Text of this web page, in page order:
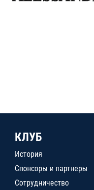
КЛУБ
История
Спонсоры и партнеры
Сотрудничество